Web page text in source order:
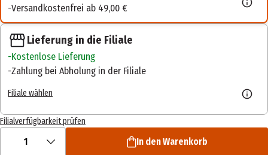
Versandkostenfrei ab 49,00 €
Lieferung in die Filiale
Kostenlose Lieferung
Zahlung bei Abholung in der Filiale
Filiale wählen
Filialverfügbarkeit prüfen
1 In den Warenkorb